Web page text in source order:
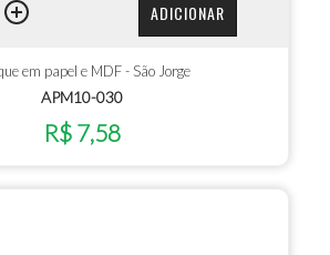
ADICIONAR
em papel e MDF - São Jorge
APM10-030
R$ 7,58